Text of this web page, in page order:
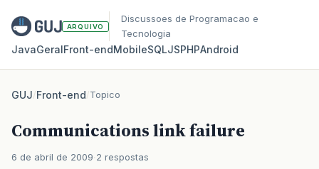
ARQUIVO
Discussoes de Programacao e
Tecnologia
JavaGeralFront‑endMobileSQLJSPHPAndroid
GUJ/Front-end/Topico
Communications link failure
6 de abril de 2009 2 respostas